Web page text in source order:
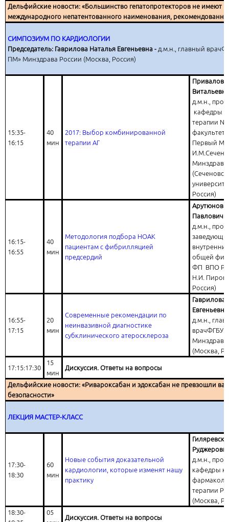
Дельфийские новости: «Большинство гепатопротекторов не имеют
международного непатентованного наименования,
СИМПОЗИУМ ПО КАРДИОЛОГИИ
Председатель: Гаврилова Наталья Евгеньевна - д.м.н., главный
ПМ» Минздрава России (Москва, Россия)
15:35-
16:15
40
мин
2017: Выбор комбинированной
терапии АГ
Привалова
Витальевна
д.м.н.,
кафедры
терапии №
Первый
Минздрава
Россия)
16:15-
16:55
40
мин
Методология подбора НОАК
пациентам с фибрилляцией
предсердий
Арутюнов
Павлович
д.м.н.,
общей
ФП ВПО
Н.И.
Россия)
16:55-
17:15
20
мин
Современные рекомендации по
неинвазивной диагностике
субклинического атеросклероза
Гаврилова
Евгеньевна
д.м.н.,
врачФГБУ
Минздрава
(Москва,
17:15:17:30
15
мин
Дискуссия. Ответы на вопросы
Дельфийские новости: «Ривароксабан и эдоксабан не превзошли
безопасности»
ЛЕКЦИЯ МАСТЕР-КЛАСС
17:30-
18:30
60
мин
Новые события доказательной
кардиологии, которые изменят нашу
практику
д.м.н.,
кафедры
терапии
(Москва,
18:30-
05
Дискуссия. Ответы на вопросы